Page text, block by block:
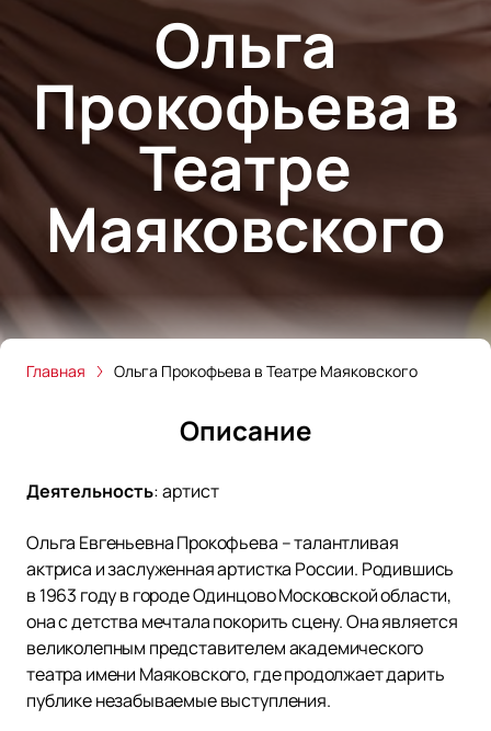
Ольга
Прокофьева в
Театре
Маяковского
Главная Ольга Прокофьева в Театре Маяковского
Описание
Деятельность:артист
Ольга Евгеньевна Прокофьева – талантливая
актриса и заслуженная артистка России. Родившись
в 1963 году в городе Одинцово Московской области,
она с детства мечтала покорить сцену. Она является
великолепным представителем академического
театра имени Маяковского, где продолжает дарить
публике незабываемые выступления.